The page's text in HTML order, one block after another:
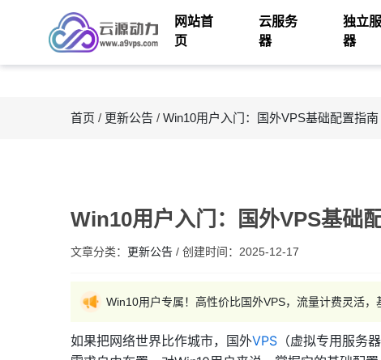
网站首
页
云服务
器
独立
器
首页 / 更新公告 / Win10用户入门：国外VPS基础配置指南
Win10用户入门：国外VPS基础
文章分类： 更新公告 / 创建时间： 2025-12-17
Win10用户专属！高性价比国外VPS，流量计费灵活
如果把网络世界比作城市，国外VPS （虚拟专用服务